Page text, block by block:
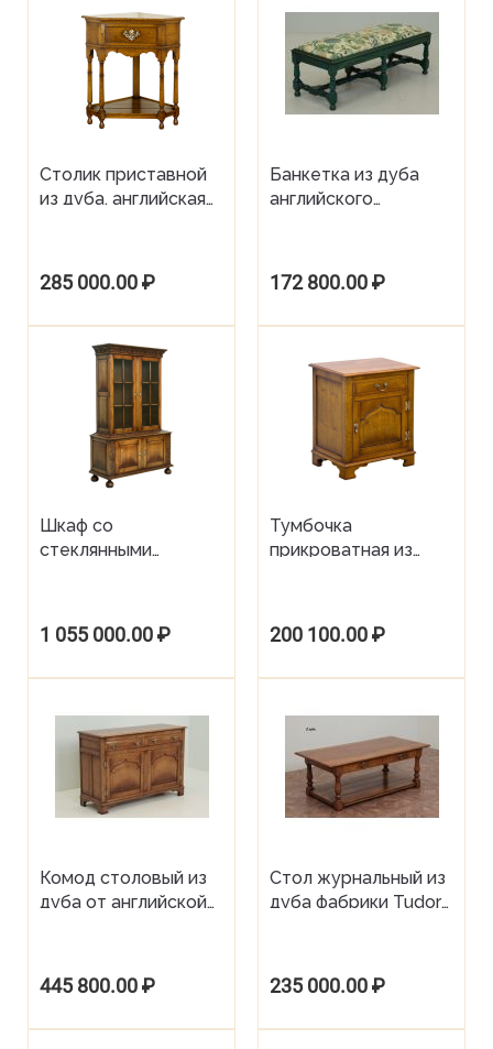
Столик приставной
из дуба, английская
285 000.00₽
Банкетка из дуба
английского
172 800.00₽
Шкаф со
стеклянными
1 055 000.00₽
Тумбочка
прикроватная из
200 100.00₽
Комод столовый из
дуба от английской
445 800.00₽
Стол журнальный из
дуба фабрики Tudor
235 000.00₽